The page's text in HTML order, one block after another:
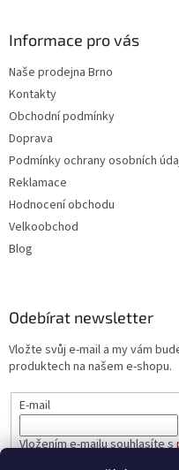
Informace pro vás
Naše prodejna Brno
Kontakty
Obchodní podmínky
Doprava
Podmínky ochrany osobních
Reklamace
Hodnocení obchodu
Velkoobchod
Blog
Odebírat newsletter
Vložte svůj e-mail a my vám
produktech na našem e-shopu.
E-mail
Vložením e-mailu souhlasíte s